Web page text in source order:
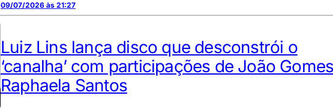
09/07/2026 às 21:27
Luiz Lins lança disco que desconstrói o
‘canalha’ com participações de João
Raphaela Santos